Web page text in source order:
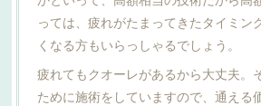
っては、疲れがたまってきたタイミン
くなる方もいらっしゃるでしょう。
疲れてもクオーレがあるから大丈夫。
ために施術をしていますので、通える